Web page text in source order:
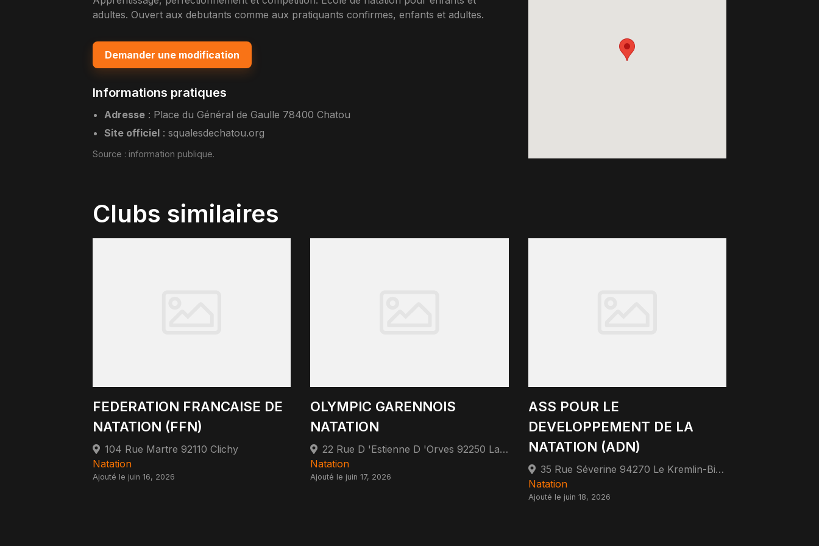
adultes. Ouvert aux debutants comme aux pratiquants confirmes, enfants et adultes.
Demander une modification
Informations pratiques
Adresse : Place du Général de Gaulle 78400 Chatou
Site officiel :squalesdechatou.org
Source : information publique.
Clubs similaires
FEDERATION FRANCAISE DE
NATATION (FFN)
104 Rue Martre 92110 Clichy
Natation
Ajouté le juin 16, 2026
OLYMPIC GARENNOIS
NATATION
22 Rue D 'Estienne D 'Orves 92250 La Garenne-Colombes
Natation
Ajouté le juin 17, 2026
ASS POUR LE
DEVELOPPEMENT DE LA
NATATION (ADN)
35 Rue Séverine 94270 Le Kremlin-Bicêtre
Natation
Ajouté le juin 18, 2026